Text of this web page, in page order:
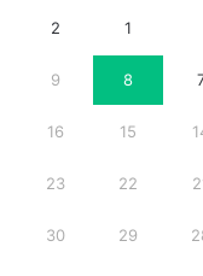
1
2
8
9
15
16
22
23
29
30